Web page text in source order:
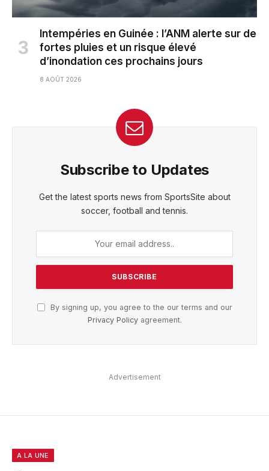
Intempéries en Guinée : l’ANM alerte sur de
fortes pluies et un risque élevé
d’inondation ces prochains jours
8 AOÛT 2026
Subscribe to Updates
Get the latest sports news from SportsSite about
soccer, football and tennis.
By signing up, you agree to the our terms and our
Privacy Policyagreement.
Advertisement
A LA UNE